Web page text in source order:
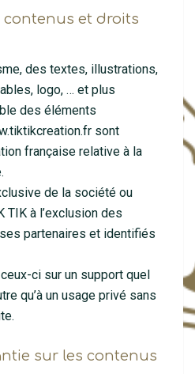
contenus et droits
des textes, illustrations,
logo, … et plus
des éléments
sont
française relative à la
de la société ou
TIK à l’exclusion des
partenaires et identifiés
ci sur un support quel
qu’à un usage privé sans
sur les contenus